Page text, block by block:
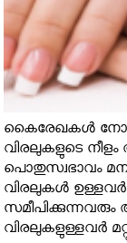
കൈരേഖകൾ
വിരലുകളുടെ
പൊതുസ്വഭാവം
വിരലുകൾ
വിരലുകളുള്ളവർ